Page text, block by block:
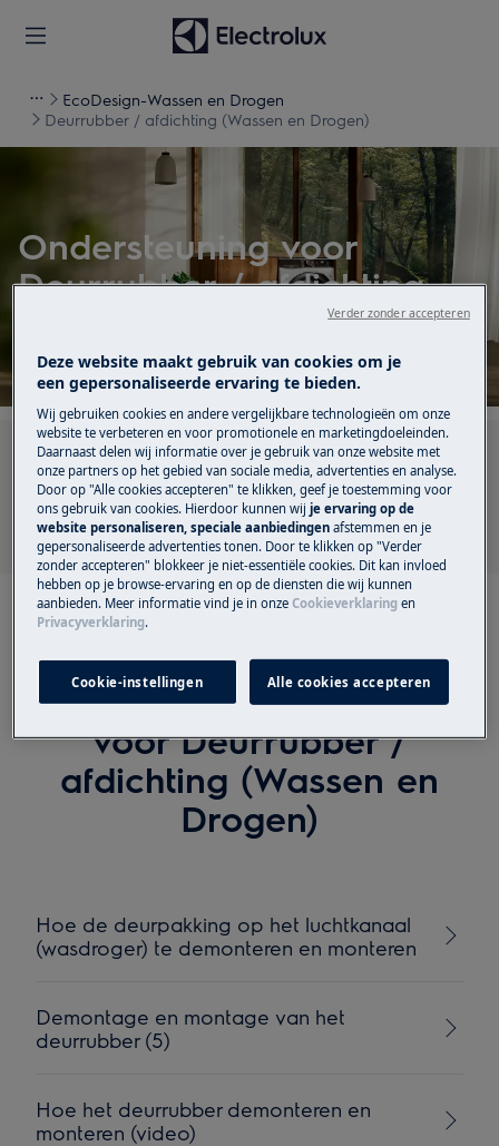
EcoDesign-Wassen en Drogen
Deurrubber / afdichting (Wassen en Drogen)
Ondersteuning voor
Deurrubber / afdichting
(Wassen en Drogen)
Zoek tussen onze ondersteuningsartikelen
Aanbevolen artikelen
voor Deurrubber /
afdichting (Wassen en
Drogen)
Hoe de deurpakking op het luchtkanaal
(wasdroger) te demonteren en monteren
Demontage en montage van het
deurrubber (5)
Hoe het deurrubber demonteren en
monteren (video)
Deze website maakt gebruik van cookies om je
een gepersonaliseerde ervaring te bieden.
Wij gebruiken cookies en andere vergelijkbare technologieën om onze
website te verbeteren en voor promotionele en marketingdoeleinden.
Daarnaast delen wij informatie over je gebruik van onze website met
onze partners op het gebied van sociale media, advertenties en analyse.
Door op "Alle cookies accepteren" te klikken, geef je toestemming voor
ons gebruik van cookies. Hierdoor kunnen wijje ervaring op de
website personaliseren, speciale aanbiedingen afstemmen en je
gepersonaliseerde advertenties tonen. Door te klikken op "Verder
zonder accepteren" blokkeer je niet-essentiële cookies. Dit kan invloed
hebben op je browse-ervaring en op de diensten die wij kunnen
aanbieden. Meer informatie vind je in onzeCookieverklaring en
Privacyverklaring.
Cookie-instellingen Alle cookies accepteren
Verder zonder accepteren